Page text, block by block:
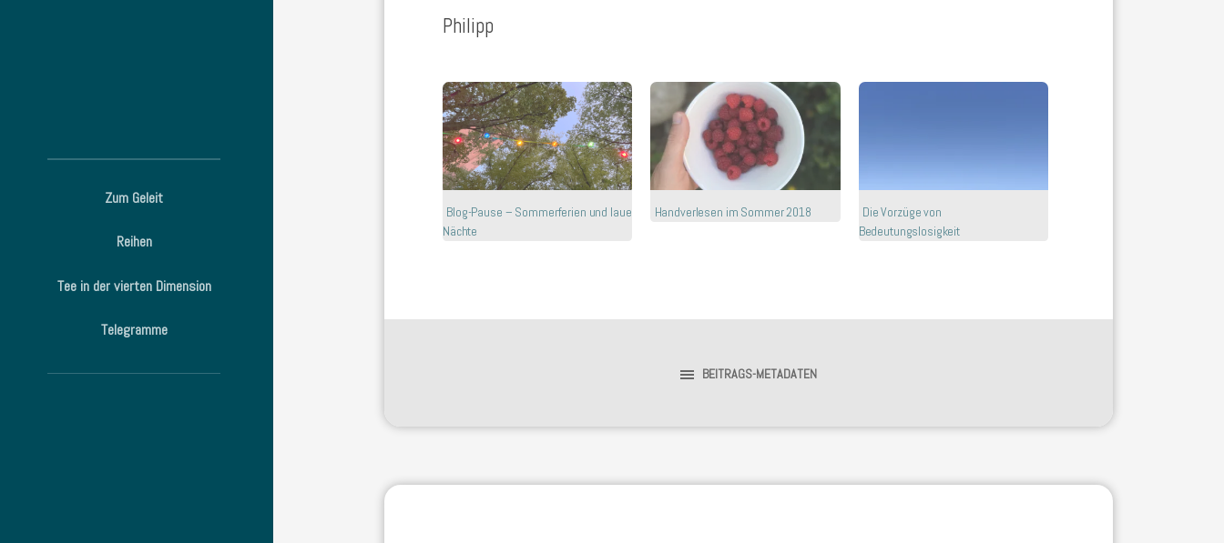
Zum Geleit
Reihen
Tee in der vierten Dimension
Telegramme
Philipp
Blog-Pause – Sommerferien und laue
Nächte
Handverlesen im Sommer 2018
Die Vorzüge von
Bedeutungslosigkeit
BEITRAGS-METADATEN